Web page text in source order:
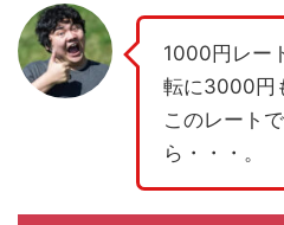
1000円レー
転に3000円
このレート
ら・・・。